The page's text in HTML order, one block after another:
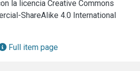
de la disponibilidad de un proyecto
que, contando con el apoyo
en el segundo semestre de 1994
de diagnóstico desde una
la licencia Creative Commons
ShareAlike 4.0 International
Full item page